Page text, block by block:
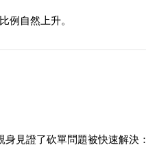
自然上升。
身見證了砍單問題被快速解決：